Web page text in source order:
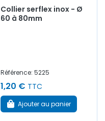
Collier serflex inox - Ø
60 à 80mm
Référence: 5225
1,20 € TTC
Ajouter au panier